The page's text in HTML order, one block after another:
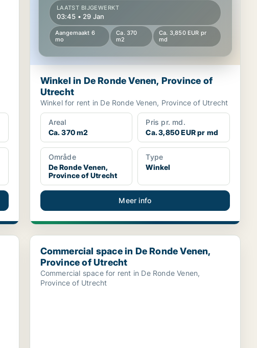
LAATST BIJGEWERKT
03:45 • 29 Jan
Aangemaakt 6
mo
Ca. 370
m2
Ca. 3,850 EUR pr
md
Winkel in De Ronde Venen, Province of
Utrecht
Winkel for rent in De Ronde Venen, Province of Utrecht
Areal
Ca. 370 m2
Pris pr. md.
Ca. 3,850 EUR pr md
Område
De Ronde Venen,
Province of Utrecht
Type
Winkel
Meer info
UtrechtCommercial space in De Ronde Venen, Province of
Commercial space in De Ronde Venen,
Province of Utrecht
Commercial space for rent in De Ronde Venen,
Province of Utrecht